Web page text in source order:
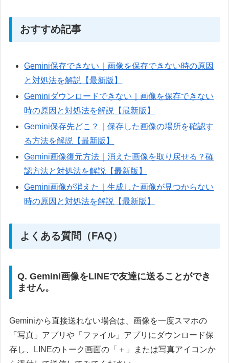
おすすめ記事
Gemini保存できない｜画像を保存できない時の原因
と対処法を解説【最新版】
Geminiダウンロードできない｜画像を保存できない
時の原因と対処法を解説【最新版】
Gemini保存先どこ？｜保存した画像の場所を確認す
る方法を解説【最新版】
Gemini画像復元方法｜消えた画像を取り戻せる？確
認方法と対処法を解説【最新版】
Gemini画像が消えた｜生成した画像が見つからない
時の原因と対処法を解説【最新版】
よくある質問（FAQ）
Q. Gemini画像をLINEで友達に送ることができ
ません。
Geminiから直接送れない場合は、画像を一度スマホの
「写真」アプリや「ファイル」アプリにダウンロード保
存し、LINEのトーク画面の「＋」または写真アイコンか